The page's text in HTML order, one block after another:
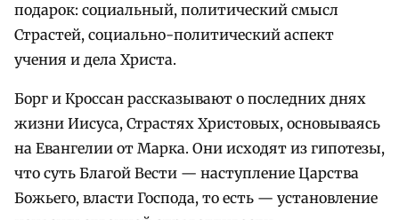
подарок: социальный, политический смысл
Страстей, социально-политический аспект
учения и дела Христа.
Борг и Кроссан рассказывают о последних днях
жизни Иисуса, Страстях Христовых, основываясь
на Евангелии от Марка. Они исходят из гипотезы,
что суть Благой Вести — наступление Царства
Божьего, власти Господа, то есть — установление